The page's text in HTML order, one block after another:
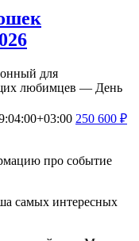
для
любимцев — День
250 600 ₽
про событие
самых интересных